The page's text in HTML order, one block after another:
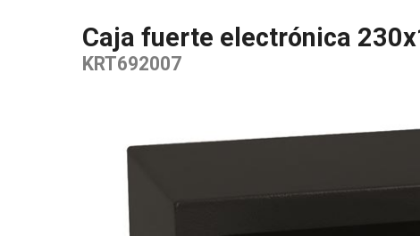
Caja fuerte electrónica
KRT692007